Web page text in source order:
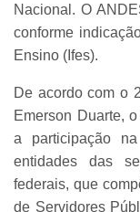
Nacional. O
conforme
Ensino (Ifes).
De acordo com o
Emerson Duarte,
a participação
entidades das
federais, que
de Servidores